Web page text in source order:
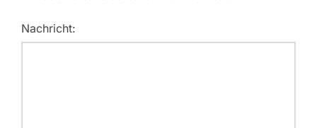
Nachricht: